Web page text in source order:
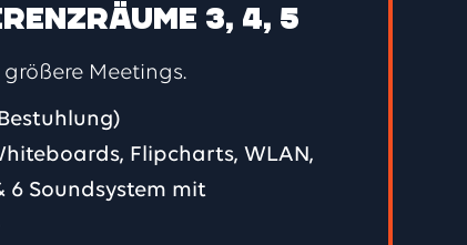
3, 4, 5
Meetings.
Flipcharts, WLAN,
6 Soundsystem mit